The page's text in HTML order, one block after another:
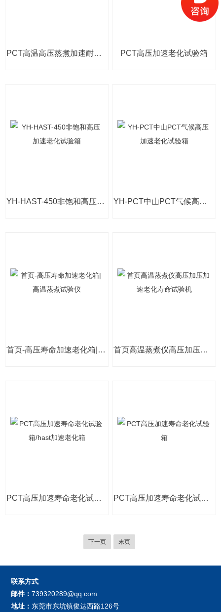
PCT高温高压蒸煮加速耐老化试验箱/机 PCT高压加速老化试验箱
YH-HAST-450非饱和高压加速老化试验箱 YH-PCT中山PCT气候高压加速老化试验箱
首页-高压寿命加速老化箱|高温蒸煮试验仪 首页高温蒸煮仪高压加压加速老化寿命试验机
PCT高压加速寿命老化试验箱/hast加速老化箱 PCT高压加速寿命老化试验箱
下一页 末页
联系方式
邮件：739320289@qq.com
地址： 东莞市东坑镇俊达西路126号